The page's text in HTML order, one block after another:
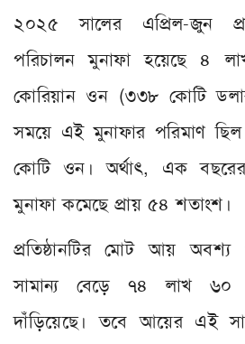
২০২৫ সালের এপ্রিল-জুন
পরিচালন মুনাফা হয়েছে ৪
কোরিয়ান ওন (৩৩৮ কোটি
সময়ে এই মুনাফার পরিমাণ
কোটি ওন। অর্থাৎ, এক বছরের
মুনাফা কমেছে প্রায় ৫৪ শতাংশ।
প্রতিষ্ঠানটির মোট আয়
সামান্য বেড়ে ৭৪ লাখ ৬০
দাঁড়িয়েছে। তবে আয়ের এই